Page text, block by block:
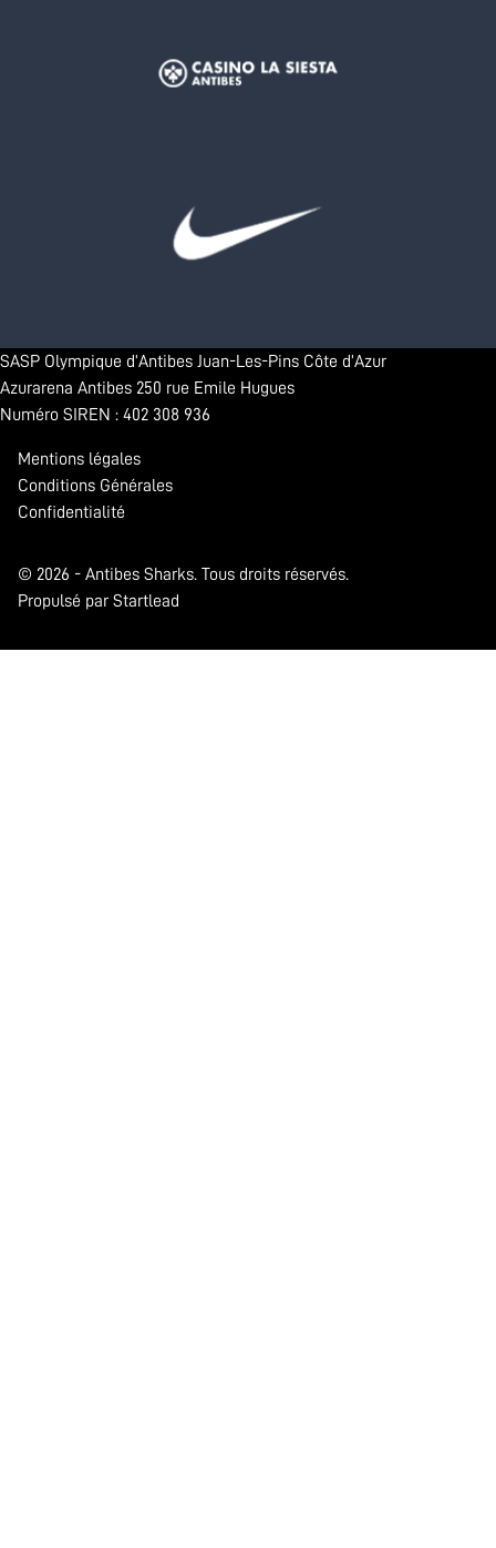
SASP Olympique d’Antibes Juan-Les-Pins Côte d’Azur
Azurarena Antibes 250 rue Emile Hugues
Numéro SIREN : 402 308 936
Mentions légales
Conditions Générales
Confidentialité
© 2026 - Antibes Sharks. Tous droits réservés.
Propulsé par Startlead